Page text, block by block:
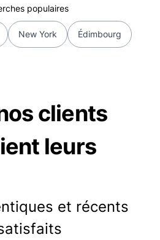
populaires
New York Édimbourg
clients
leurs
et récents